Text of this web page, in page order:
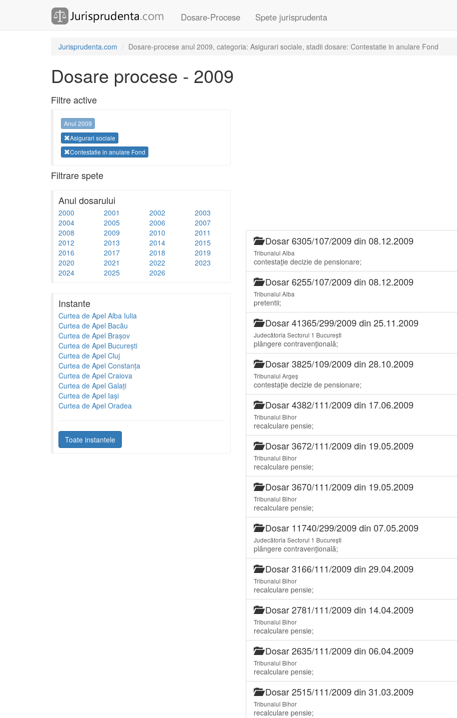
Dosare-Procese Spete jurisprudenta
Jurisprudenta.com Dosare-procese anul 2009, categoria: Asigurari sociale, stadii dosare: Contestatie in anulare Fond
Dosare procese - 2009
Filtre active
Anul 2009
Asigurari sociale
Contestatie in anulare Fond
Filtrare spete
Anul dosarului
2000 2001 2002
2003
2004
2005 2006
2007
2008
2009 2010
2011
2012
2013 2014
2015
2016
2017 2018
2019
2020
2021 2022
2023
2024
2025 2026
Instante
Curtea de Apel Alba Iulia
Curtea de Apel Bacău
Curtea de Apel Brașov
Curtea de Apel București
Curtea de Apel Cluj
Curtea de Apel Constanța
Curtea de Apel Craiova
Curtea de Apel Galați
Curtea de Apel Iași
Curtea de Apel Oradea
Toate instantele
Dosar 6305/107/2009 din 08.12.2009
Tribunalul Alba
contestaţie decizie de pensionare;
Dosar 6255/107/2009 din 08.12.2009
Tribunalul Alba
pretentii;
Dosar 41365/299/2009 din 25.11.2009
Judecătoria Sectorul 1 București
plângere contravenţională;
Dosar 3825/109/2009 din 28.10.2009
Tribunalul Argeș
contestaţie decizie de pensionare;
Dosar 4382/111/2009 din 17.06.2009
Tribunalul Bihor
recalculare pensie;
Dosar 3672/111/2009 din 19.05.2009
Tribunalul Bihor
recalculare pensie;
Dosar 3670/111/2009 din 19.05.2009
Tribunalul Bihor
recalculare pensie;
Dosar 11740/299/2009 din 07.05.2009
Judecătoria Sectorul 1 București
plângere contravenţională;
Dosar 3166/111/2009 din 29.04.2009
Tribunalul Bihor
recalculare pensie;
Dosar 2781/111/2009 din 14.04.2009
Tribunalul Bihor
recalculare pensie;
Dosar 2635/111/2009 din 06.04.2009
Tribunalul Bihor
recalculare pensie;
Dosar 2515/111/2009 din 31.03.2009
Tribunalul Bihor
recalculare pensie;